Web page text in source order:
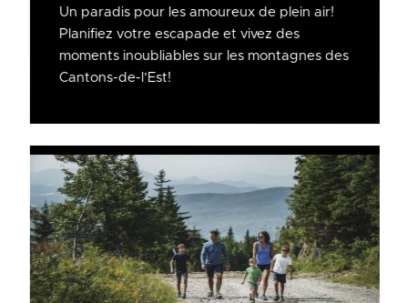
Un paradis pour les amoureux de plein air!
Planifiez votre escapade et vivez des
moments inoubliables sur les montagnes des
Cantons-de-l’Est!